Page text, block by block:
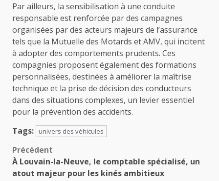
Par ailleurs, la sensibilisation à une conduite
responsable est renforcée par des campagnes
organisées par des acteurs majeurs de l’assurance
tels que la Mutuelle des Motards et AMV, qui incitent
à adopter des comportements prudents. Ces
compagnies proposent également des formations
personnalisées, destinées à améliorer la maîtrise
technique et la prise de décision des conducteurs
dans des situations complexes, un levier essentiel
pour la prévention des accidents.
Tags:
univers des véhicules
Navigation
d’article
Précédent
À Louvain-la-Neuve, le comptable spécialisé, un
atout majeur pour les kinés ambitieux